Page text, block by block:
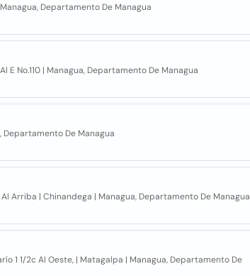
Departamento De Managua
E No.110 | Managua, Departamento De Managua
Departamento De Managua
Arriba | Chinandega | Managua, Departamento De Managua
1 1/2c Al Oeste, | Matagalpa | Managua, Departamento De